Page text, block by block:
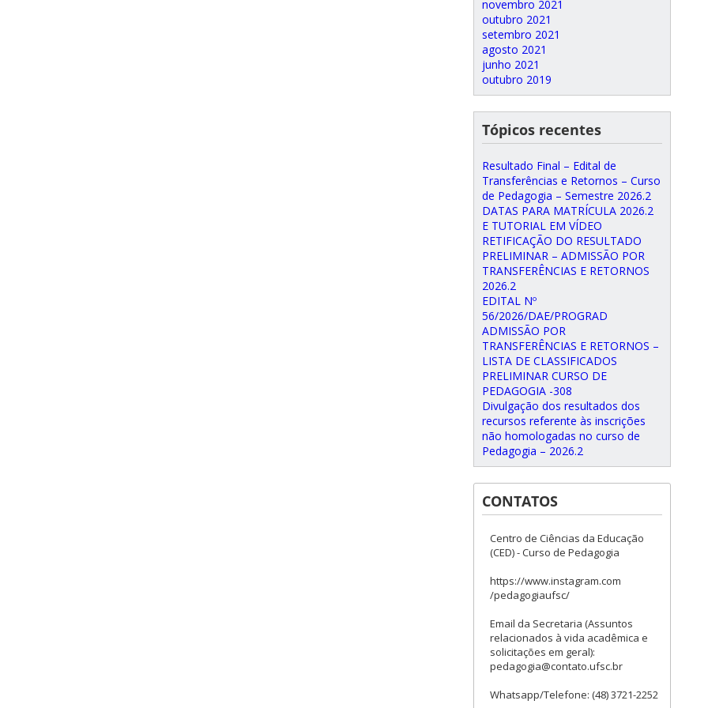
novembro 2021
outubro 2021
setembro 2021
agosto 2021
junho 2021
outubro 2019
Tópicos recentes
Resultado Final – Edital de
Transferências e Retornos – Curso
de Pedagogia – Semestre 2026.2
DATAS PARA MATRÍCULA 2026.2
E TUTORIAL EM VÍDEO
RETIFICAÇÃO DO RESULTADO
PRELIMINAR – ADMISSÃO POR
TRANSFERÊNCIAS E RETORNOS
2026.2
EDITAL Nº
56/2026/DAE/PROGRAD
ADMISSÃO POR
TRANSFERÊNCIAS E RETORNOS –
LISTA DE CLASSIFICADOS
PRELIMINAR CURSO DE
PEDAGOGIA -308
Divulgação dos resultados dos
recursos referente às inscrições
não homologadas no curso de
Pedagogia – 2026.2
CONTATOS
Centro de Ciências da Educação
(CED) - Curso de Pedagogia
https://www.instagram.com
/pedagogiaufsc/
Email da Secretaria (Assuntos
relacionados à vida acadêmica e
solicitações em geral):
pedagogia@contato.ufsc.br
Whatsapp/Telefone: (48) 3721-2252